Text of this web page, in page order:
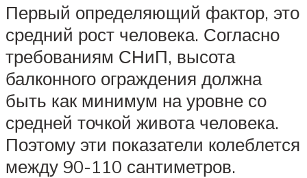
Первый определяющий фактор, это
средний рост человека. Согласно
требованиям СНиП, высота
балконного ограждения должна
быть как минимум на уровне со
средней точкой живота человека.
Поэтому эти показатели колеблется
между 90-110 сантиметров.